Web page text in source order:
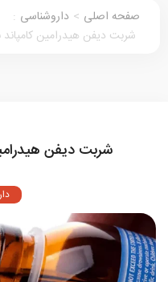
صفحه اصلی > داروشناسی :
شربت دیفن هیدرامین
شربت دیفن